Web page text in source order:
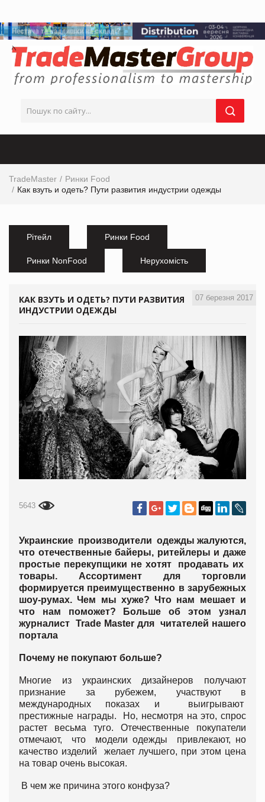
TradeMaster
Ринки Food
Как взуть и одеть? Пути развития индустрии одежды
Рітейл Ринки Food
Ринки NonFood Нерухомість
07 березня 2017
КАК ВЗУТЬ И ОДЕТЬ? ПУТИ РАЗВИТИЯ
ИНДУСТРИИ ОДЕЖДЫ
5643
Украинские производители одежды жалуются,
что отечественные байеры, ритейлеры и даже
простые перекупщики не хотят продавать их
товары. Ассортимент для торговли
формируется преимущественно в зарубежных
шоу-румах. Чем мы хуже? Что нам мешает и
что нам поможет? Больше об этом узнал
журналист Trade Master для читателей нашего
портала
Почему не покупают больше?
Многие из украинских дизайнеров получают
признание за рубежем, участвуют в
международных показах и выигрывают
престижные награды. Но, несмотря на это, спрос
растет весьма туго. Отечественные покупатели
отмечают, что модели одежды привлекают, но
качество изделий желает лучшего, при этом цена
на товар очень высокая.
В чем же причина этого конфуза?